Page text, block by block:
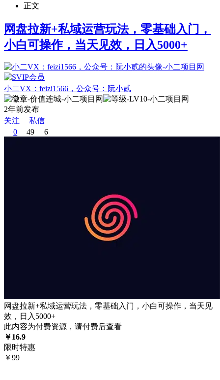
正文
网盘拉新+私域运营玩法，零基础入门，
小白可操作，当天见效，日入5000+
小二VX：feizi1566，公众号：阮小贰
2年前发布
关注
私信
0
49 6
网盘拉新+私域运营玩法，零基础入门，小白可操作，当天见
效，日入5000+
此内容为付费资源，请付费后查看
￥16.9
限时特惠
￥99